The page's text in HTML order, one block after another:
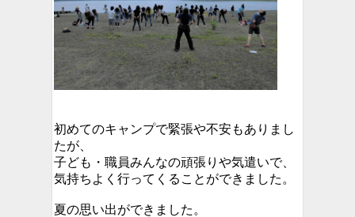
初めてのキャンプで緊張や不安もありまし
たが、
子ども・職員みんなの頑張りや気遣いで、
気持ちよく行ってくることができました。
夏の思い出ができました。